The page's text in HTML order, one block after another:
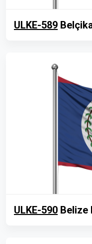
ULKE-589
ULKE-590 Belize